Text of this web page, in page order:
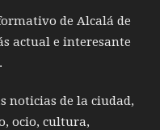
de Alcalá de
actual e interesante
noticias de la ciudad,
ocio, cultura,